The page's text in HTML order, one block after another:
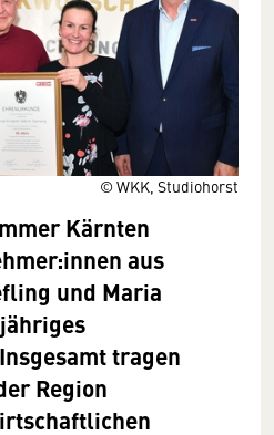
© WKK, Studiohorst
Kärnten
aus
und Maria
tragen
Region